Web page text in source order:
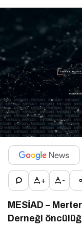
+ -
MESİAD –
Derneği